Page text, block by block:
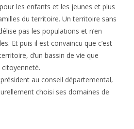
les enfants et les jeunes et plus
du territoire. Un territoire sans
pas les populations et n’en
Et puis il est convaincu que c’est
d’un bassin de vie que
citoyenneté.
président au conseil départemental,
choisi ses domaines de